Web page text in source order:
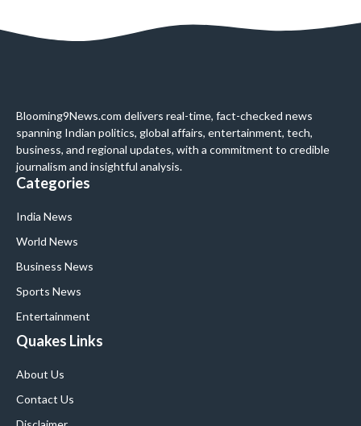
Blooming9News.com delivers real-time, fact-checked news
spanning Indian politics, global affairs, entertainment, tech,
business, and regional updates, with a commitment to credible
journalism and insightful analysis.
Categories
India News
World News
Business News
Sports News
Entertainment
Quakes Links
About Us
Contact Us